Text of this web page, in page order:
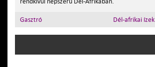
Gasztró Dél-afrikai ízek